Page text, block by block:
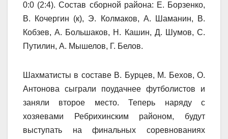
0:0 (2:4). Состав сборной района: Е. Борзенко,
В. Кочергин (к), Э. Колмаков, А. Шаманин, В.
Кобзев, А. Большаков, Н. Кашин, Д. Шумов, С.
Путилин, А. Мышелов, Г. Белов.
Шахматисты в составе В. Бурцев, М. Бехов, О.
Антонова сыграли поудачнее футболистов и
заняли второе место. Теперь наряду с
хозяевами Ребрихинским районом, будут
выступать на финальных соревнованиях